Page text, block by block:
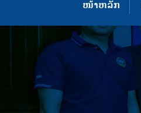
ໜ້າຫລັກ